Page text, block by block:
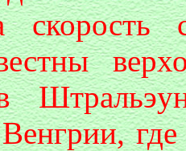
скорость
Венгрии,